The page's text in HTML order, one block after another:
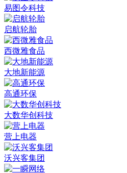
易图令科技
启航轮胎
西微雅食品
大地新能源
高通环保
大数华创科技
营上电器
沃兴客集团